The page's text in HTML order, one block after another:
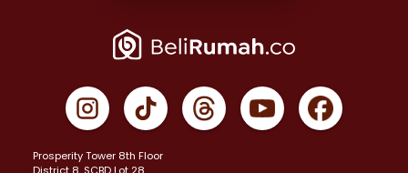
Properti Dijual di Jakarta Pusat >
Properti Dijual di Gambir >
Properti Dijual di Johar Baru >
Properti Dijual di Menteng >
Prosperity Tower 8th Floor